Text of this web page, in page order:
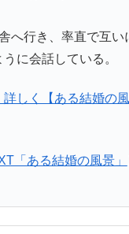
へ行き、率直で互い
に会話している。
詳しく【ある結婚の
「ある結婚の風景」